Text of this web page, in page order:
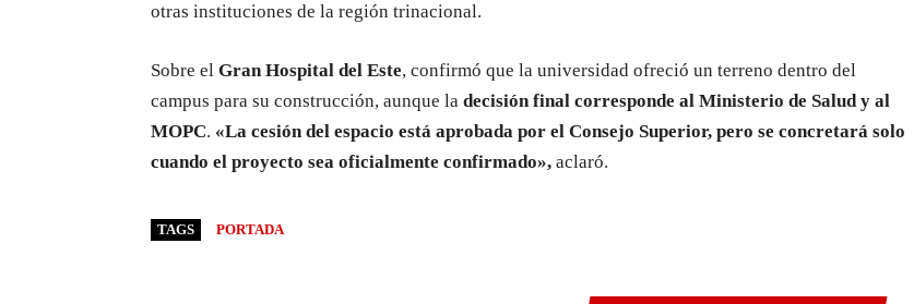
otras instituciones de la región trinacional.
Sobre el Gran Hospital del Este, confirmó que la universidad ofreció un terreno dentro del
campus para su construcción, aunque la decisión final corresponde al Ministerio de Salud y al
MOPC. «La cesión del espacio está aprobada por el Consejo Superior, pero se concretará solo
cuando el proyecto sea oficialmente confirmado», aclaró.
TAGS PORTADA